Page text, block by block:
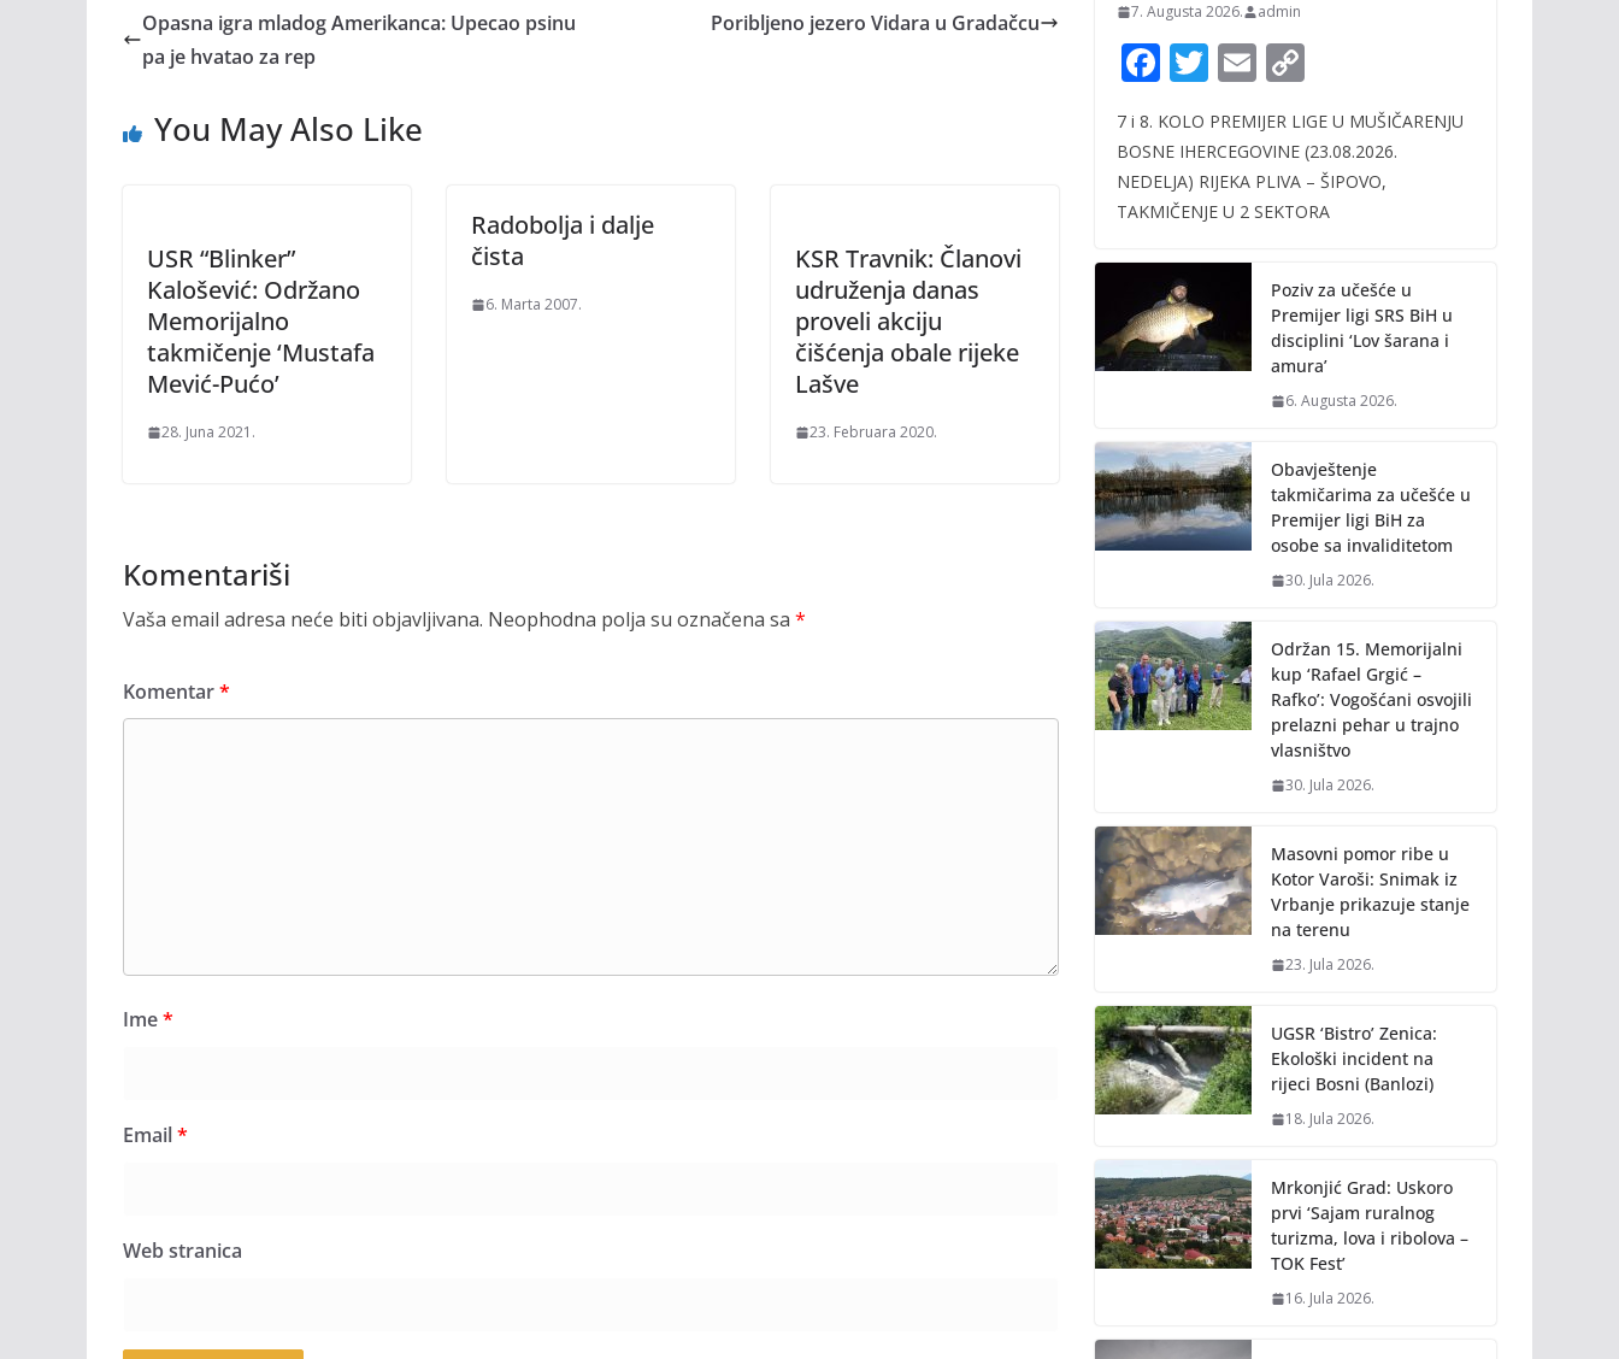
Opasna igra mladog Amerikanca: Upecao psinu
pa je hvatao za rep
Poribljeno jezero Vidara u Gradačcu
You May Also Like
USR “Blinker”
Kalošević: Održano
Memorijalno
takmičenje ‘Mustafa
Mević-Pućo’
28. Juna 2021.
Radobolja i dalje
čista
6. Marta 2007.
KSR Travnik: Članovi
udruženja danas
proveli akciju
čišćenja obale rijeke
Lašve
23. Februara 2020.
Komentariši
Vaša email adresa neće biti objavljivana. Neophodna polja su označena sa *
Komentar*
Ime*
Email*
Web stranica
7. Augusta 2026. admin
F
e
b
o
o
k
T
itt
er
E
ai
l
p
y
Li
k
7 i 8. KOLO PREMIJER LIGE U MUŠIČARENJU
BOSNE IHERCEGOVINE (23.08.2026.
NEDELJA) RIJEKA PLIVA – ŠIPOVO,
TAKMIČENJE U 2 SEKTORA
Poziv za učešće u
Premijer ligi SRS BiH u
disciplini ‘Lov šarana i
amura’
6. Augusta 2026.
Obavještenje
takmičarima za učešće u
Premijer ligi BiH za
osobe sa invaliditetom
30. Jula 2026.
Održan 15. Memorijalni
kup ‘Rafael Grgić –
Rafko’: Vogošćani osvojili
prelazni pehar u trajno
vlasništvo
30. Jula 2026.
Masovni pomor ribe u
Kotor Varoši: Snimak iz
Vrbanje prikazuje stanje
na terenu
23. Jula 2026.
UGSR ‘Bistro’ Zenica:
Ekološki incident na
rijeci Bosni (Banlozi)
18. Jula 2026.
Mrkonjić Grad: Uskoro
prvi ‘Sajam ruralnog
turizma, lova i ribolova –
TOK Fest’
16. Jula 2026.